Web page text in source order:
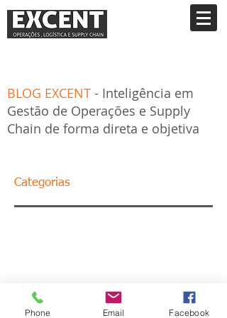
BLOG EXCENT - Inteligência em
Gestão de Operações e Supply
Chain de forma direta e objetiva
Categorias
Phone Email Facebook